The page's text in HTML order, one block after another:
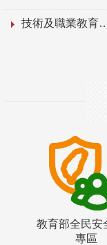
技術及職業教育
教育部全民安
專區